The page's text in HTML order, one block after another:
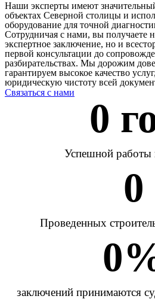
Наши эксперты имеют
объектах Северной столицы и
оборудование для точной
Сотрудничая с нами, вы получаете
экспертное заключение, но и
первой консультации до
разбирательствах. Мы дорожим
гарантируем высокое качество
юридическую чистоту всей
Связаться с нами
0
Успешной работы
0
Проведенных
0
заключений принимаются